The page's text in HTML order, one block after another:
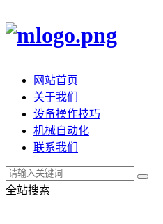
网站首页
关于我们
设备操作技巧
机械自动化
联系我们
全站搜索